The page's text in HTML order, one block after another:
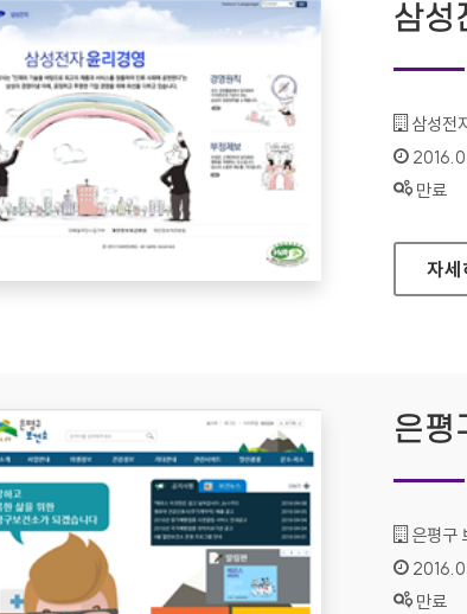
삼성
기관명 :
삼성전
인증기
상태 :
만료
삼성
자세
은평
기관명 :
은평구
인증기
상태 :
만료